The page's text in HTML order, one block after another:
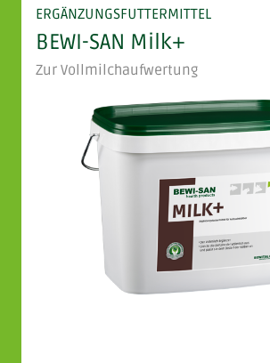
ERGÄNZUNGSFUTTERMITTEL
BEWI-SAN Milk+
Zur Vollmilchaufwertung